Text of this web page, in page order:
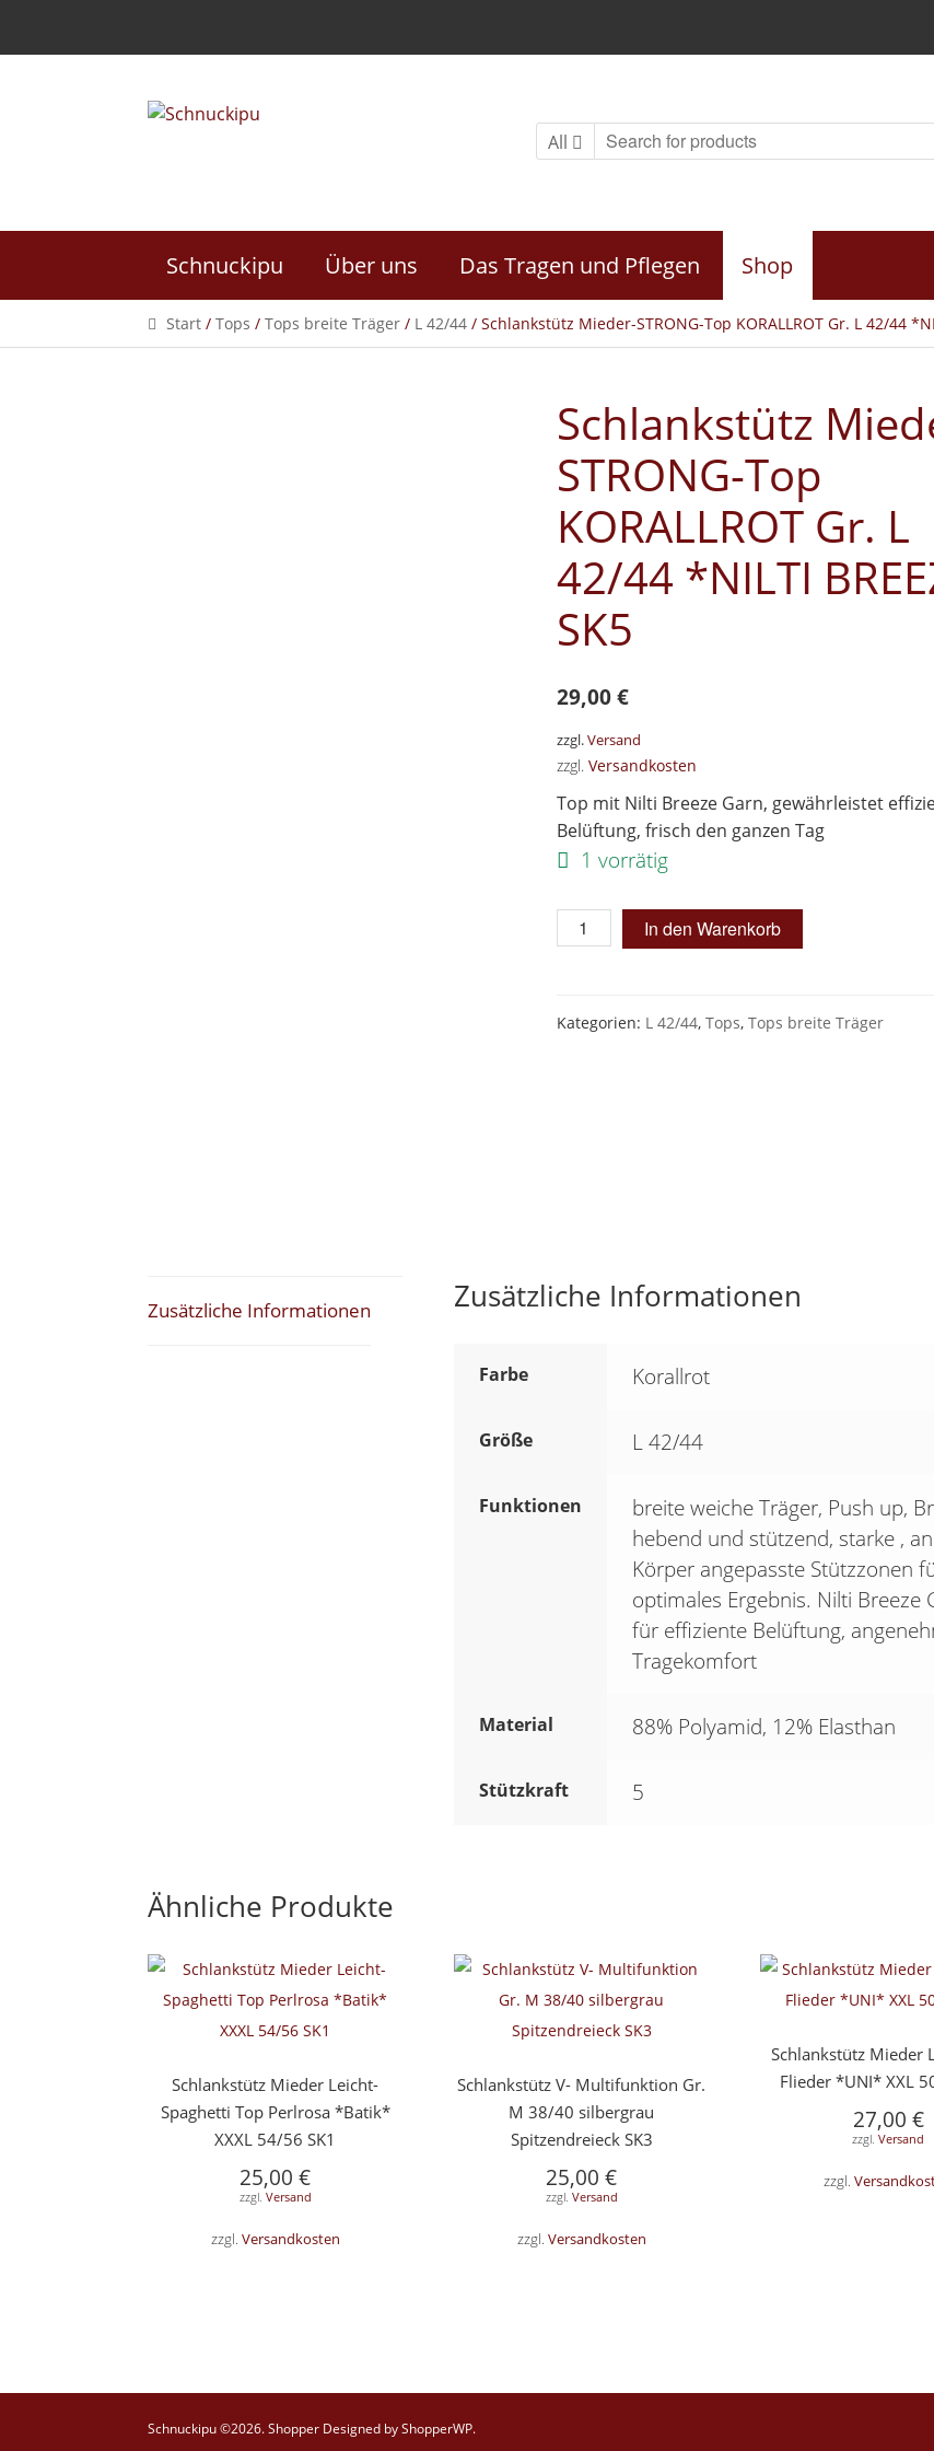
All
Schnuckipu Über uns Das Tragen und Pflegen Shop
Start/ Tops / Tops breite Träger/ L 42/44/ Schlankstütz Mieder-STRONG-Top KORALLROT Gr. L 42/44
Schlankstütz
STRONG-Top
KORALLROT Gr. L
42/44 *NILTI
SK5
29,00€
zzgl.Versand
zzgl. Versandkosten
Top mit Nilti Breeze Garn, gewährleistet
Belüftung, frisch den ganzen Tag
1 vorrätig
Schlankstütz
Mieder-
Top
In den Warenkorb
Kategorien: L 42/44, Tops, Tops breite Träger
Zusätzliche Informationen Zusätzliche Informationen
Farbe Korallrot
Größe L 42/44
Funktionen
breite weiche Träger, Push up,
hebend und stützend, starke ,
Körper angepasste Stützzonen
optimales Ergebnis. Nilti Breeze
für effiziente Belüftung,
Tragekomfort
Material 88% Polyamid, 12% Elasthan
Stützkraft 5
Ähnliche Produkte
Schlankstütz Mieder Leicht-
Spaghetti Top Perlrosa *Batik*
XXXL 54/56 SK1
25,00€
zzgl. Versand
zzgl. Versandkosten
Schlankstütz V- Multifunktion Gr.
M 38/40 silbergrau
Spitzendreieck SK3
25,00€
zzgl. Versand
zzgl. Versandkosten
Schlankstütz Mieder
Flieder *UNI* XXL
27,00 €
zzgl.Versand
zzgl.
Schnuckipu ©2026.ShopperDesigned byShopperWP.